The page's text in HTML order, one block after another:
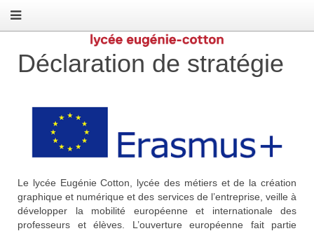
Déclaration de stratégie
Le lycée Eugénie Cotton, lycée des métiers et de la création
graphique et numérique et des services de l’entreprise, veille à
développer la mobilité européenne et internationale des
professeurs et élèves. L’ouverture européenne fait partie